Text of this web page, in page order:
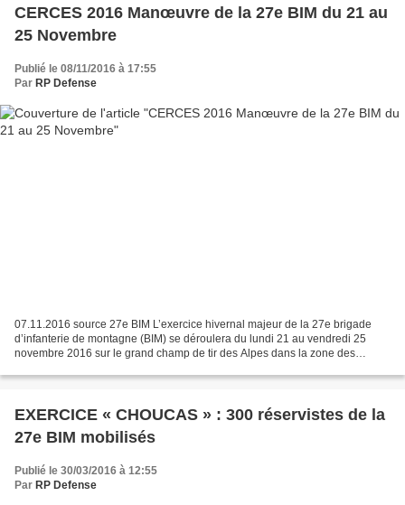
CERCES 2016 Manœuvre de la 27e BIM du 21 au
25 Novembre
Publié le 08/11/2016 à 17:55
Par RP Defense
07.11.2016 source 27e BIM L’exercice hivernal majeur de la 27e brigade
d’infanterie de montagne (BIM) se déroulera du lundi 21 au vendredi 25
novembre 2016 sur le grand champ de tir des Alpes dans la zone des
EXERCICE « CHOUCAS » : 300 réservistes de la
27e BIM mobilisés
Publié le 30/03/2016 à 12:55
Par RP Defense